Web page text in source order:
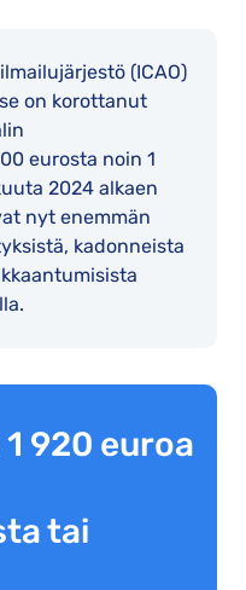
(ICAO)
on korottanut
eurosta noin 1
2024 alkaen
nyt enemmän
kadonneista
920 euroa
tai